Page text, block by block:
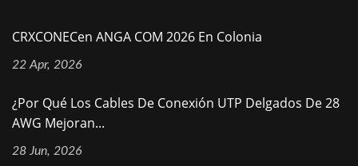
CRXCONECen ANGA COM 2026 En Colonia
22 Apr, 2026
¿Por Qué Los Cables De Conexión UTP Delgados De 28
AWG Mejoran...
28 Jun, 2026